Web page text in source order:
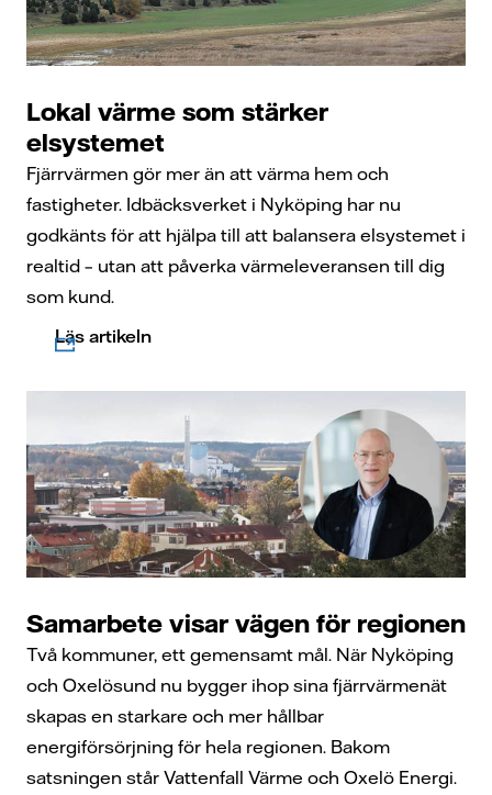
Lokal värme som stärker
elsystemet
Fjärrvärmen gör mer än att värma hem och
fastigheter. Idbäcksverket i Nyköping har nu
godkänts för att hjälpa till att balansera elsystemet i
realtid – utan att påverka värmeleveransen till dig
som kund.
Läs artikeln
Samarbete visar vägen för regionen
Två kommuner, ett gemensamt mål. När Nyköping
och Oxelösund nu bygger ihop sina fjärrvärmenät
skapas en starkare och mer hållbar
energiförsörjning för hela regionen. Bakom
satsningen står Vattenfall Värme och Oxelö Energi.